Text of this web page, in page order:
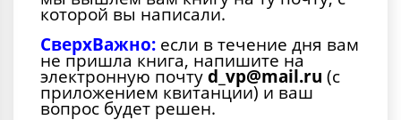
которой вы написали.
СверхВажно: если в течение дня вам
не пришла книга, напишите на
электронную почту d_vp@mail.ru (с
приложением квитанции) и ваш
вопрос будет решен.